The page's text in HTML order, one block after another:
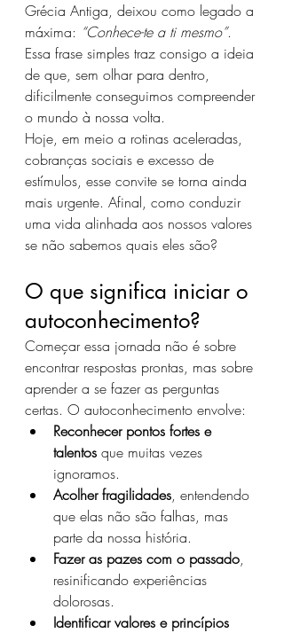
Grécia Antiga, deixou como legado a
máxima: “Conhece-te a ti mesmo”.
Essa frase simples traz consigo a ideia
de que, sem olhar para dentro,
dificilmente conseguimos compreender
o mundo à nossa volta.
Hoje, em meio a rotinas aceleradas,
cobranças sociais e excesso de
estímulos, esse convite se torna ainda
mais urgente. Afinal, como conduzir
uma vida alinhada aos nossos valores
se não sabemos quais eles são?
O que significa iniciar o
autoconhecimento?
Começar essa jornada não é sobre
encontrar respostas prontas, mas sobre
aprender a se fazer as perguntas
certas. O autoconhecimento envolve:
Reconhecer pontos fortes e
talentos que muitas vezes
ignoramos.
Acolher fragilidades, entendendo
que elas não são falhas, mas
parte da nossa história.
Fazer as pazes com o passado,
resinificando experiências
dolorosas.
Identificar valores e princípios